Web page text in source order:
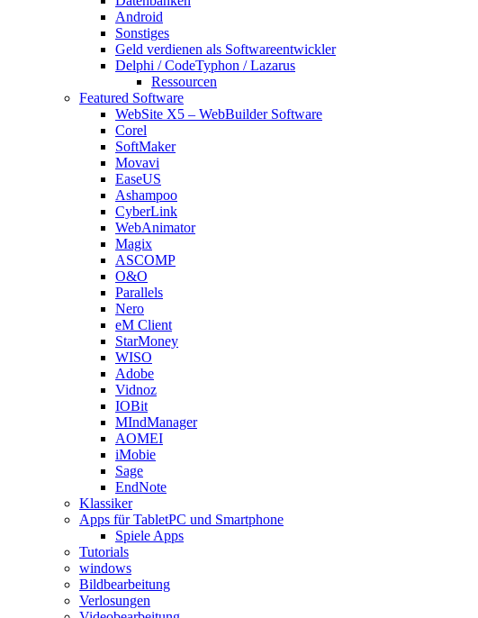
Android
Sonstiges
Geld verdienen als Softwareentwickler
Delphi / CodeTyphon / Lazarus
Ressourcen
Featured Software
WebSite X5 – WebBuilder Software
Corel
SoftMaker
Movavi
EaseUS
Ashampoo
CyberLink
WebAnimator
Magix
ASCOMP
O&O
Parallels
Nero
eM Client
StarMoney
WISO
Adobe
Vidnoz
IOBit
MIndManager
AOMEI
iMobie
Sage
EndNote
Klassiker
Apps für TabletPC und Smartphone
Spiele Apps
Tutorials
windows
Bildbearbeitung
Verlosungen